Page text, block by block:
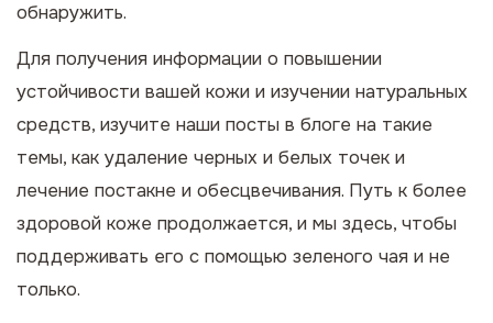
обнаружить.
Для получения информации о повышении
устойчивости вашей кожи и изучении натуральных
средств, изучите наши посты в блоге на такие
темы, как удаление черных и белых точек и
лечение постакне и обесцвечивания. Путь к более
здоровой коже продолжается, и мы здесь, чтобы
поддерживать его с помощью зеленого чая и не
только.